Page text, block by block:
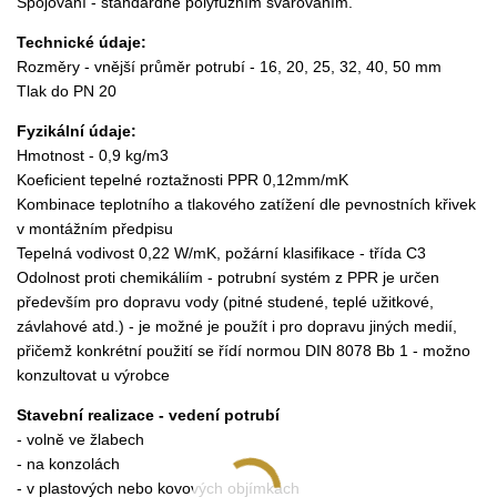
Technické údaje:
Rozměry - vnější průměr potrubí - 16, 20, 25, 32, 40, 50 mm
Tlak do PN 20
Fyzikální údaje:
Hmotnost - 0,9 kg/m3
Koeficient tepelné roztažnosti PPR 0,12mm/mK
Kombinace teplotního a tlakového zatížení dle pevnostních křivek
v montážním předpisu
Tepelná vodivost 0,22 W/mK, požární klasifikace - třída C3
Odolnost proti chemikáliím - potrubní systém z PPR je určen
především pro dopravu vody (pitné studené, teplé užitkové,
závlahové atd.) - je možné je použít i pro dopravu jiných medií,
přičemž konkrétní použití se řídí normou DIN 8078 Bb 1 - možno
konzultovat u výrobce
Stavební realizace - vedení potrubí
- volně ve žlabech
- na konzolách
- v plastových nebo kovových objímkách